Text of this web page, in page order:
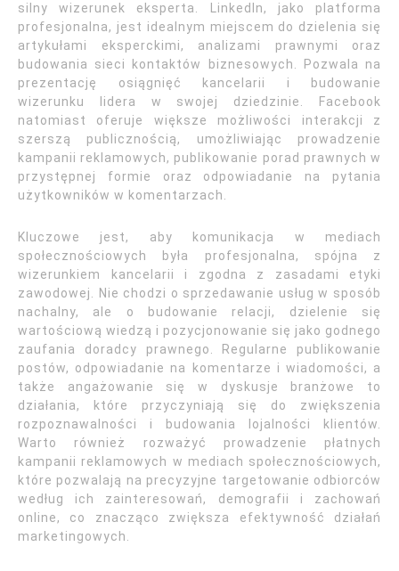
silny wizerunek eksperta. LinkedIn, jako platforma
profesjonalna, jest idealnym miejscem do dzielenia się
artykułami eksperckimi, analizami prawnymi oraz
budowania sieci kontaktów biznesowych. Pozwala na
prezentację osiągnięć kancelarii i budowanie
wizerunku lidera w swojej dziedzinie. Facebook
natomiast oferuje większe możliwości interakcji z
szerszą publicznością, umożliwiając prowadzenie
kampanii reklamowych, publikowanie porad prawnych w
przystępnej formie oraz odpowiadanie na pytania
użytkowników w komentarzach.
Kluczowe jest, aby komunikacja w mediach
społecznościowych była profesjonalna, spójna z
wizerunkiem kancelarii i zgodna z zasadami etyki
zawodowej. Nie chodzi o sprzedawanie usług w sposób
nachalny, ale o budowanie relacji, dzielenie się
wartościową wiedzą i pozycjonowanie się jako godnego
zaufania doradcy prawnego. Regularne publikowanie
postów, odpowiadanie na komentarze i wiadomości, a
także angażowanie się w dyskusje branżowe to
działania, które przyczyniają się do zwiększenia
rozpoznawalności i budowania lojalności klientów.
Warto również rozważyć prowadzenie płatnych
kampanii reklamowych w mediach społecznościowych,
które pozwalają na precyzyjne targetowanie odbiorców
według ich zainteresowań, demografii i zachowań
online, co znacząco zwiększa efektywność działań
marketingowych.